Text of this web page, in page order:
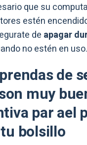
que su
estén
de apagar
no estén en uso.
de
muy
par ael
bolsillo